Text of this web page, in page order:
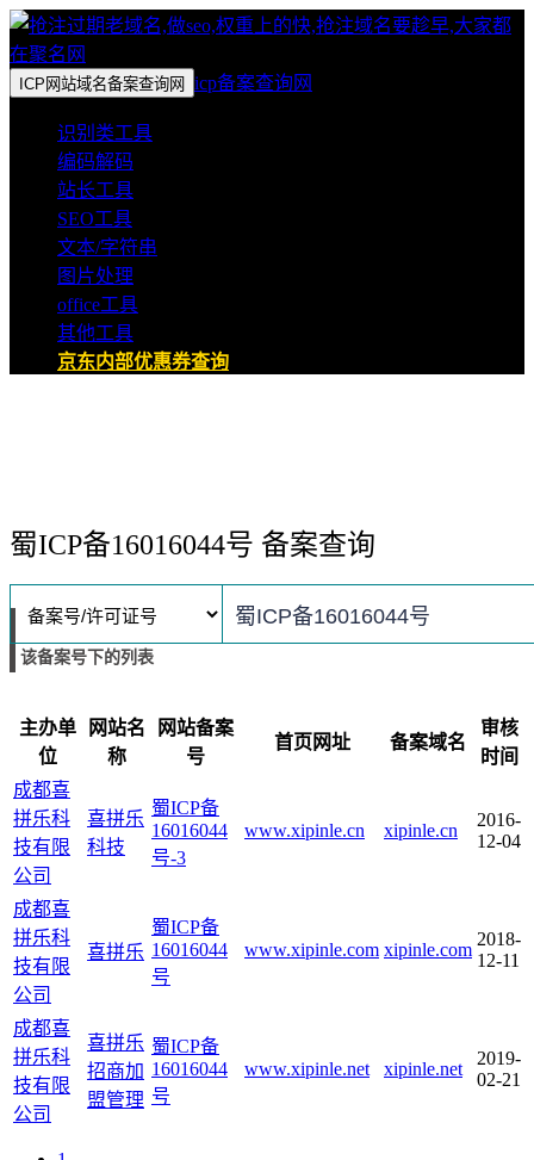
ICP网站域名备案查询网 icp备案查询网
识别类工具
编码解码
站长工具
SEO工具
文本/字符串
图片处理
office工具
其他工具
京东内部优惠券查询
蜀ICP备16016044号 备案查询
该备案号下的列表
主办单
位
网站名
称
网站备案
号
首页网址 备案域名
审核
时间
成都喜
拼乐科
技有限
公司
喜拼乐
科技
蜀ICP备
16016044
号-3
www.xipinle.cn xipinle.cn
2016-
12-04
成都喜
拼乐科
技有限
公司
喜拼乐
蜀ICP备
16016044
号
www.xipinle.com xipinle.com
2018-
12-11
成都喜
拼乐科
技有限
公司
喜拼乐
招商加
盟管理
蜀ICP备
16016044
号
www.xipinle.net xipinle.net
2019-
02-21